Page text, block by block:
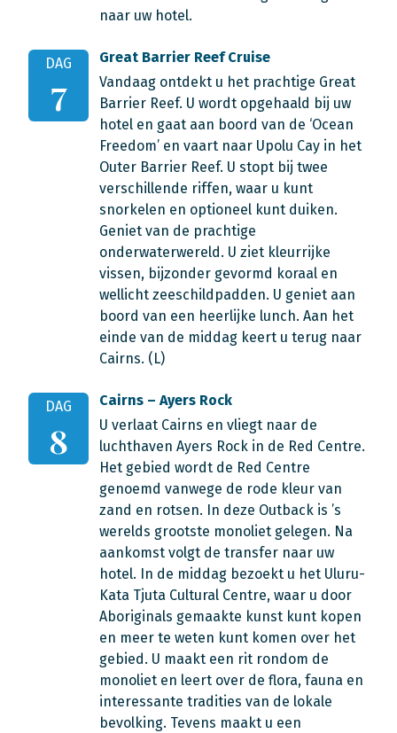
naar uw hotel.
DAG
7
Great Barrier Reef Cruise
Vandaag ontdekt u het prachtige Great
Barrier Reef. U wordt opgehaald bij uw
hotel en gaat aan boord van de ‘Ocean
Freedom’ en vaart naar Upolu Cay in het
Outer Barrier Reef. U stopt bij twee
verschillende riffen, waar u kunt
snorkelen en optioneel kunt duiken.
Geniet van de prachtige
onderwaterwereld. U ziet kleurrijke
vissen, bijzonder gevormd koraal en
wellicht zeeschildpadden. U geniet aan
boord van een heerlijke lunch. Aan het
einde van de middag keert u terug naar
Cairns. (L)
DAG
8
Cairns – Ayers Rock
U verlaat Cairns en vliegt naar de
luchthaven Ayers Rock in de Red Centre.
Het gebied wordt de Red Centre
genoemd vanwege de rode kleur van
zand en rotsen. In deze Outback is ’s
werelds grootste monoliet gelegen. Na
aankomst volgt de transfer naar uw
hotel. In de middag bezoekt u het Uluru-
Kata Tjuta Cultural Centre, waar u door
Aboriginals gemaakte kunst kunt kopen
en meer te weten kunt komen over het
gebied. U maakt een rit rondom de
monoliet en leert over de flora, fauna en
interessante tradities van de lokale
bevolking. Tevens maakt u een